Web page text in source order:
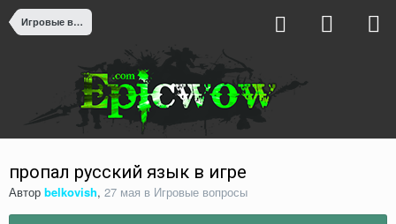
Игровые вопросы
пропал русский язык в игре
Автор belkovish, 27 мая в Игровые вопросы